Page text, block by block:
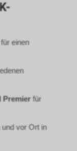
für einen
Premier für
und vor Ort in